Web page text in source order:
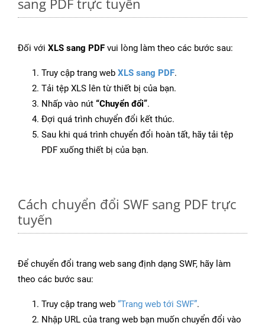
sang PDF trực tuyến
Đối với XLS sang PDF vui lòng làm theo các bước sau:
Truy cập trang web XLS sang PDF.
Tải tệp XLS lên từ thiết bị của bạn.
Nhấp vào nút “Chuyển đổi”.
Đợi quá trình chuyển đổi kết thúc.
Sau khi quá trình chuyển đổi hoàn tất, hãy tải tệp
PDF xuống thiết bị của bạn.
Cách chuyển đổi SWF sang PDF trực
tuyến
Để chuyển đổi trang web sang định dạng SWF, hãy làm
theo các bước sau:
Truy cập trang web “Trang web tới SWF”.
Nhập URL của trang web bạn muốn chuyển đổi vào